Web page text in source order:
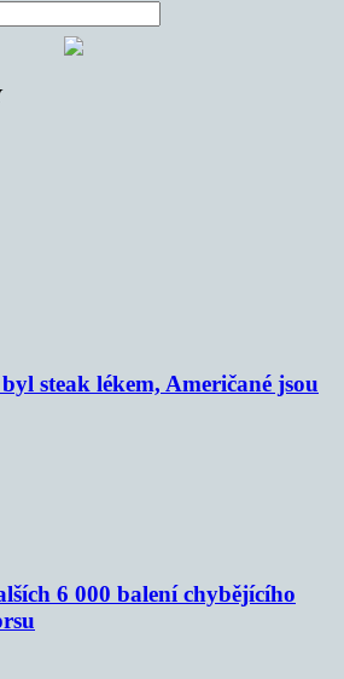
steak lékem, Američané jsou
6 000 balení chybějícího